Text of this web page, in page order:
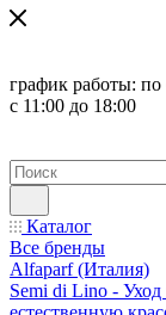
график работы: по
с 11:00 до 18:00
Каталог
Все бренды
Alfaparf (Италия)
Semi di Lino -